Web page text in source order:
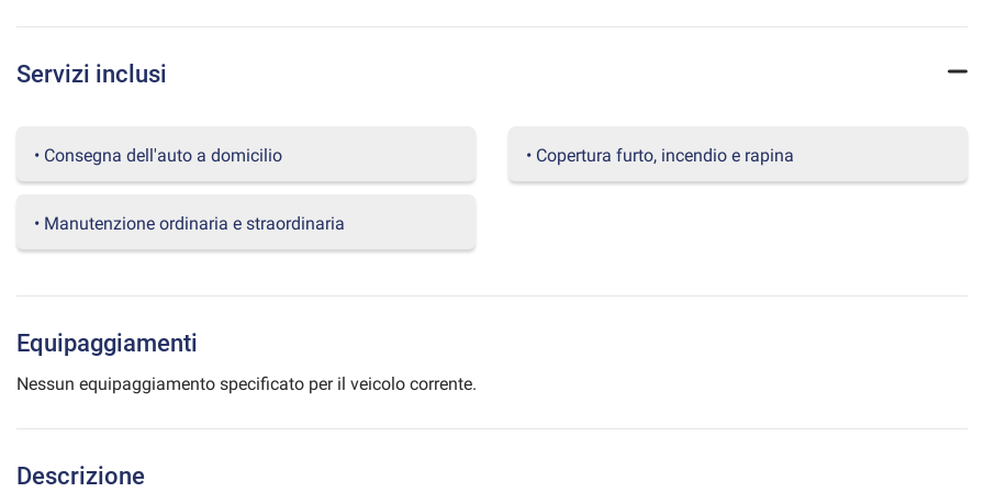
Servizi inclusi
• Consegna dell'auto a domicilio • Copertura furto, incendio e rapina
• Manutenzione ordinaria e straordinaria
Equipaggiamenti
Nessun equipaggiamento specificato per il veicolo corrente.
Descrizione
di
tracciamento
alla
Puoi
scelte
qualsiasi